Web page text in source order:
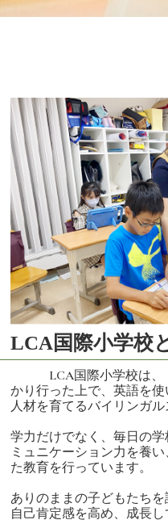
LCA国際小学校
LCA国際小学校は、「
かり行った上で、英語を
人材を育てるバイリンガル
学力だけでなく、毎日の
ミュニケーション力を養
た教育を行っています。
ありのままの子どもたち
自己肯定感を高め、成長